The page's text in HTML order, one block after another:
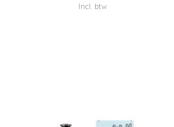
Incl. btw